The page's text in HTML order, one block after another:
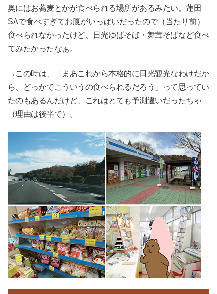
奥にはお蕎麦とかが食べられる場所があるみたい。蓮田
SAで食べすぎてお腹がいっぱいだったので（当たり前）
食べられなかったけど、日光ゆばそば・舞茸そばなど食べ
てみたかったなぁ。
→この時は、「まあこれから本格的に日光観光なわけだか
ら、どっかでこういうの食べられるだろう」って思ってい
たのもあるんだけど、これはとても予測違いだったちゃ
（理由は後半で）。